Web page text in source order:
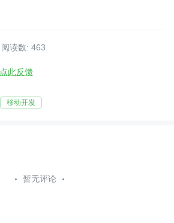
阅读数: 463
点此反馈
移动开发
暂无评论